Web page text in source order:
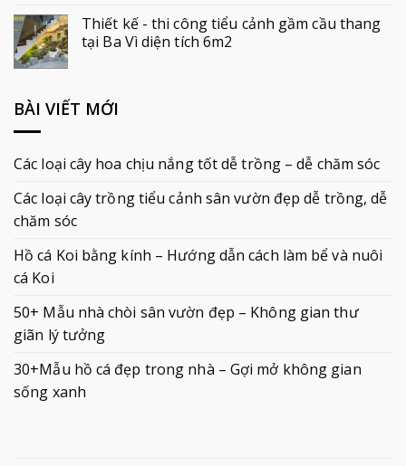
Thiết kế - thi công tiểu cảnh gầm cầu thang
tại Ba Vì diện tích 6m2
BÀI VIẾT MỚI
Các loại cây hoa chịu nắng tốt dễ trồng – dễ chăm sóc
Các loại cây trồng tiểu cảnh sân vườn đẹp dễ trồng, dễ
chăm sóc
Hồ cá Koi bằng kính – Hướng dẫn cách làm bể và nuôi
cá Koi
50+ Mẫu nhà chòi sân vườn đẹp – Không gian thư
giãn lý tưởng
30+Mẫu hồ cá đẹp trong nhà – Gợi mở không gian
sống xanh